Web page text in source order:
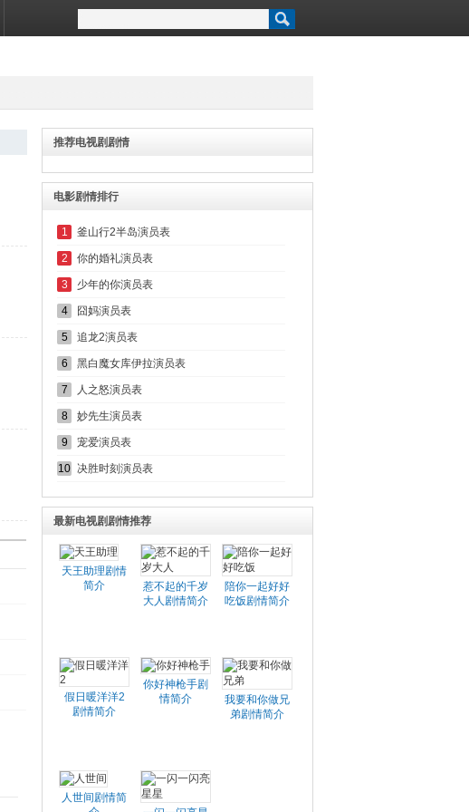
推荐电视剧剧情
电影剧情排行
1 釜山行2半岛演员表
2 你的婚礼演员表
3 少年的你演员表
4 囧妈演员表
5 追龙2演员表
6 黑白魔女库伊拉演员表
7 人之怒演员表
8 妙先生演员表
9 宠爱演员表
10 决胜时刻演员表
最新电视剧剧情推荐
天王助理剧情
简介
惹不起的千岁
大人剧情简介
陪你一起好好
吃饭剧情简介
假日暖洋洋2
剧情简介
你好神枪手剧
情简介
我要和你做兄
弟剧情简介
人世间剧情简